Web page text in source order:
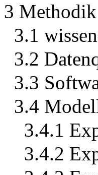
3 Methodik
3.1
3.2
3.3
3.4
3.4.1
3.4.2